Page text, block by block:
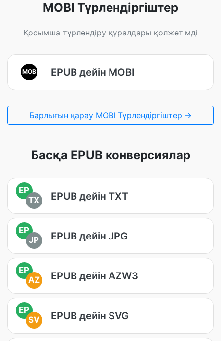
MOBI Түрлендіргіштер
Қосымша түрлендіру құралдары қолжетімді
MOB EPUB дейін MOBI
Барлығын қарау MOBI Түрлендіргіштер →
Басқа EPUB конверсиялар
EP
TX
EPUB дейін TXT
EP
JP
EPUB дейін JPG
EP
AZ
EPUB дейін AZW3
EP
SV
EPUB дейін SVG